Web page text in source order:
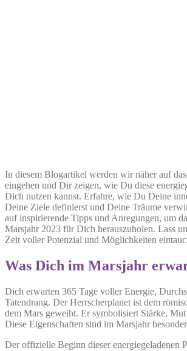
In diesem Blogartikel werden wir näher auf
eingehen und Dir zeigen, wie Du diese
Dich nutzen kannst. Erfahre, wie Du Deine
Deine Ziele definierst und Deine Träume
auf inspirierende Tipps und Anregungen, um
Marsjahr 2023 für Dich herauszuholen. Lass
Zeit voller Potenzial und Möglichkeiten
Was Dich im Marsjahr
Dich erwarten 365 Tage voller Energie,
Tatendrang. Der Herrscherplanet ist dem
dem Mars geweiht. Er symbolisiert Stärke,
Diese Eigenschaften sind im Marsjahr
Der offizielle Beginn dieser energiegeladenen